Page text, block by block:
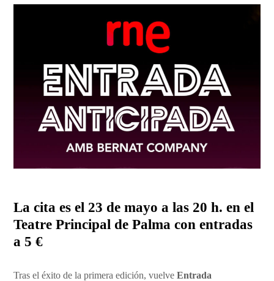
La cita es el 23 de mayo a las 20 h. en el
Teatre Principal de Palma con entradas
a 5 €
Tras el éxito de la primera edición, vuelveEntrada